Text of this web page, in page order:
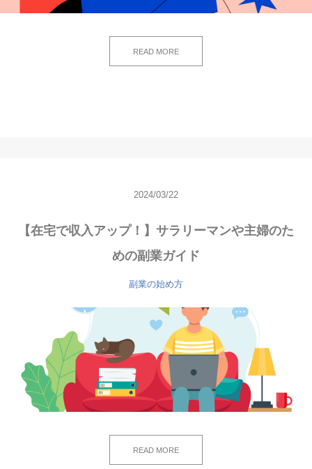
READ MORE
2024/03/22
【在宅で収入アップ！】サラリーマンや主婦のた
めの副業ガイド
副業の始め方
READ MORE